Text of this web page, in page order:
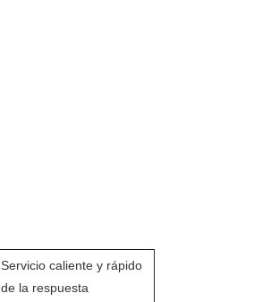
Servicio caliente y rápido
de la respuesta